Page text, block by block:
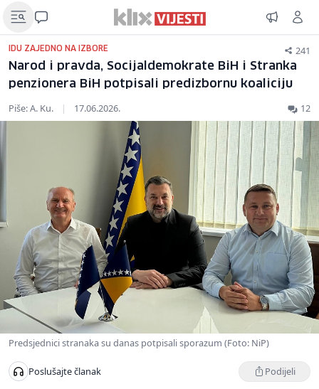
IDU ZAJEDNO NA IZBORE 241
Narod i pravda, Socijaldemokrate BiH i Stranka
penzionera BiH potpisali predizbornu koaliciju
Piše: A. Ku. | 17.06.2026. 12
Predsjednici stranaka su danas potpisali sporazum (Foto: NiP)
Poslušajte članak Podijeli